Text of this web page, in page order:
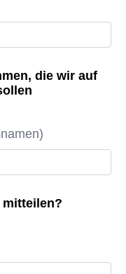
die wir auf
mitteilen?